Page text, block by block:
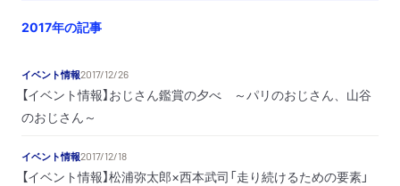
2017年の記事
イベント情報2017/12/26
【イベント情報】おじさん鑑賞の夕べ ～パリのおじさん、山谷
のおじさん～
イベント情報2017/12/18
【イベント情報】松浦弥太郎×西本武司「走り続けるための要素」